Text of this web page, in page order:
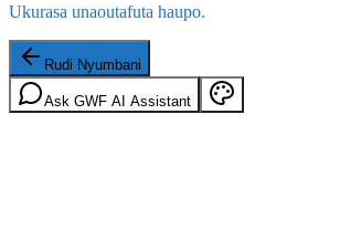
Ukurasa unaoutafuta haupo.
Rudi Nyumbani
Ask GWF AI Assistant